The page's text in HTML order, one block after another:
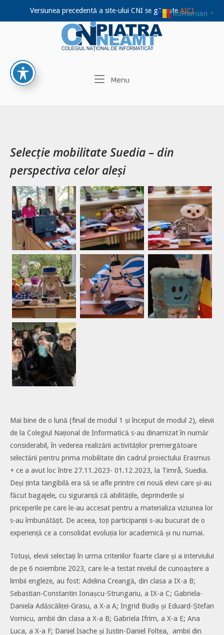
Versiunea precedentă a site-ului CNI se găseșteAICI
Home
Menu
Selecție mobilitate Suedia – din
perspectiva celor aleși
Mai bine de o lună (final de modul 1 și început de modul 2), elevii
de la Colegiul Național de Informatică s-au dinamizat în număr
considerabil, în vederea realizării activităților premergătoare
selectării pentru prima mobilitate din cadrul proiectului Erasmus
+ ce a avut loc între 27.11.2023- 01.12.2023, la Timrå, Suedia.
Deși ținta tangibilă era să se afle printre cei nouă elevi care și-au
făcut bagajele, cu siguranță că abilitățile, deprinderile și
priceperile pe care le-au accesat pentru a materializa viziunea lor
s-au îmbunătățit. De aceea, toți participanții s-au bucurat de o
experiență ce a consolidat evoluția lor academică și nu numai.
Totuși, elevii selectați în urma criteriilor foarte clare și a interviului
de pe 6 noiembrie 2023, care le-a testat nivelul de cunoaștere a
limbii engleze, au fost: Adelina Creangă, din clasa a IX-a B;
Sebastian-Constantin Ionașcu-Strungariu, a IX-a C; Gabriela-
Daniela Adăscăliței-Grasu, a X-a A; Ingrid Budiș și Eduard-Ștefan
Vornicu, ambii din clasa a X-a B; Gabriela Ifrim, a X-a E; Ana
Luca, a X-a F; Daniel Isache și Iustin-Daniel Foltea, ambii din
Romanian ▼